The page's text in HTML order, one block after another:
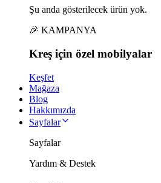
Şu anda gösterilecek ürün yok.
🎉 KAMPANYA
Kreş için özel mobilyalar
Keşfet
Mağaza
Blog
Hakkımızda
Sayfalar
Sayfalar
Yardım & Destek